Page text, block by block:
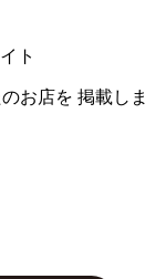
ト
お店を 掲載しま